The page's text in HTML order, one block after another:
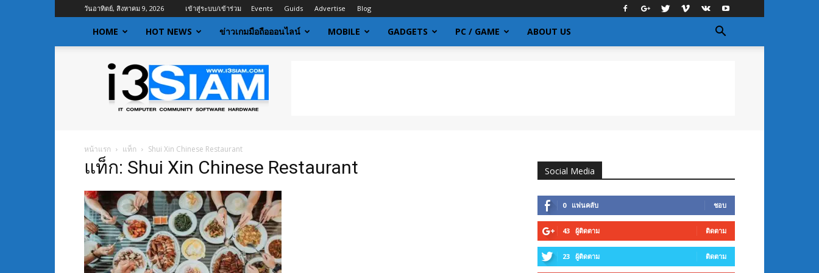
วันอาทิตย์, สิงหาคม 9, 2026 เข้าสู่ระบบ/เข้าร่วม Events Guids Advertise Blog
HOME HOT NEWS ข่าวเกมมือถือออนไลน์ MOBILE GADGETS PC / GAME ABOUT US
I3siam
ข่าว
ไอที
ข่าวสาร
กับ
เทคโนโลยี
หน้าแรก แท็ก Shui Xin Chinese Restaurant
แท็ก: Shui Xin Chinese Restaurant Social Media
0 แฟนคลับ ชอบ
43 ผู้ติดตาม ติดตาม
23 ผู้ติดตาม ติดตาม